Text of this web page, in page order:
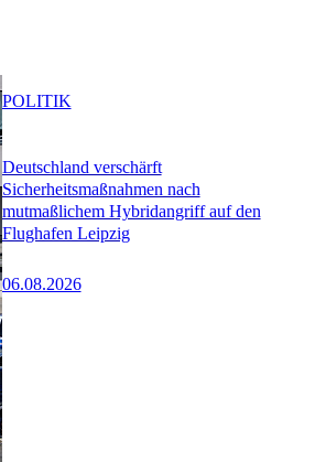
Deutschland verschärft
Sicherheitsmaßnahmen nach
mutmaßlichem Hybridangriff auf den
Flughafen Leipzig
06.08.2026
POLITIK